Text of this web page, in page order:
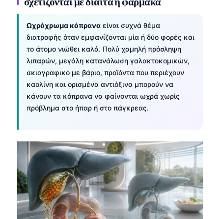
Ωχρόχρωμα κόπρανα είναι συχνά θέμα
διατροφής όταν εμφανίζονται μία ή δύο φορές και
το άτομο νιώθει καλά. Πολύ χαμηλή πρόσληψη
λιπαρών, μεγάλη κατανάλωση γαλακτοκομικών,
σκιαγραφικό με βάριο, προϊόντα που περιέχουν
καολίνη και ορισμένα αντιόξινα μπορούν να
κάνουν τα κόπρανα να φαίνονται ωχρά χωρίς
πρόβλημα στο ήπαρ ή στο πάγκρεας.